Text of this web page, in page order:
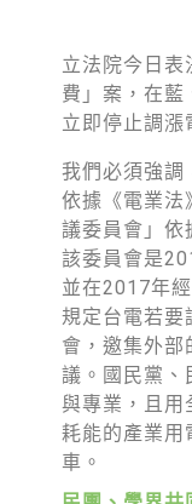
綠盟團隊
聯絡資訊
捐款徵信
年度報告與財報
綠盟倡議
廢除核電
淨零轉型
透明足跡
綠盟觀點
立法院今日表
費」案，在藍
立即停止調漲
我們必須強調
依據《電業法
議委員會」依
該委員會是
並在2017年
規定台電若要
會，邀集外部
議。國民黨、
與專業，且用
耗能的產業用
車。